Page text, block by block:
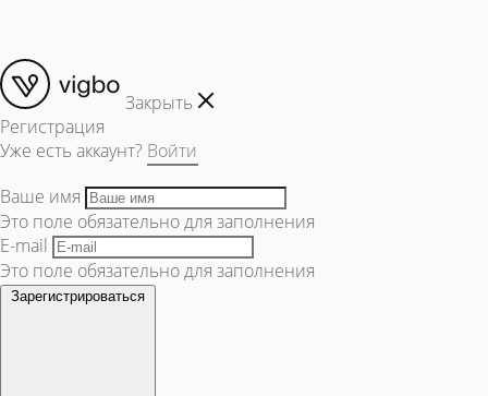
Закрыть
Регистрация
Уже есть аккаунт? Войти
Ваше имя
Это поле обязательно для заполнения
E-mail
Это поле обязательно для заполнения
Зарегистрироваться